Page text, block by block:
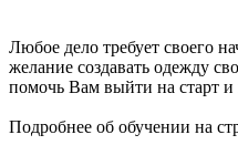
Любое дело требует своего
желание создавать одежду
помочь Вам выйти на старт и
Подробнее об обучении на